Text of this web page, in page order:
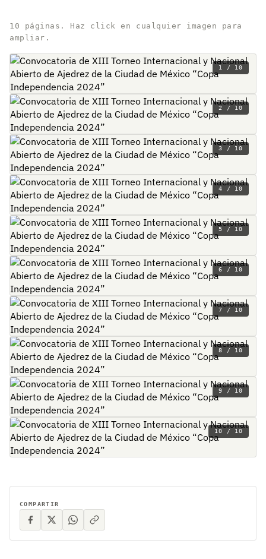
10 páginas. Haz click en cualquier imagen para
ampliar.
1 / 10
2 / 10
3 / 10
4 / 10
5 / 10
6 / 10
7 / 10
8 / 10
9 / 10
10 / 10
COMPARTIR